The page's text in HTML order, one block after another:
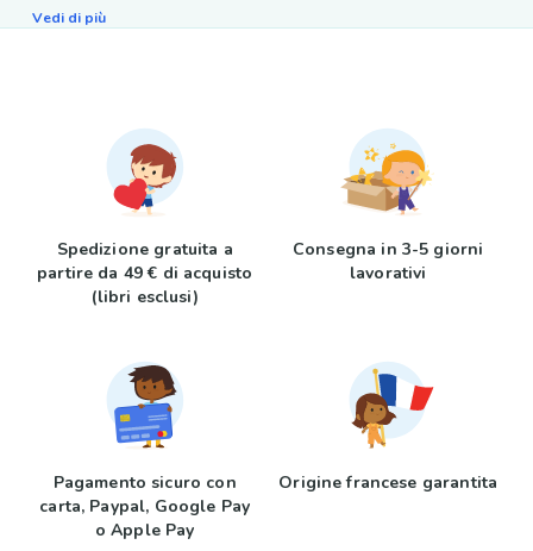
Vedi di più
Spedizione gratuita a
partire da 49 € di acquisto
(libri esclusi)
Consegna in 3-5 giorni
lavorativi
Pagamento sicuro con
carta, Paypal, Google Pay
o Apple Pay
Origine francese garantita